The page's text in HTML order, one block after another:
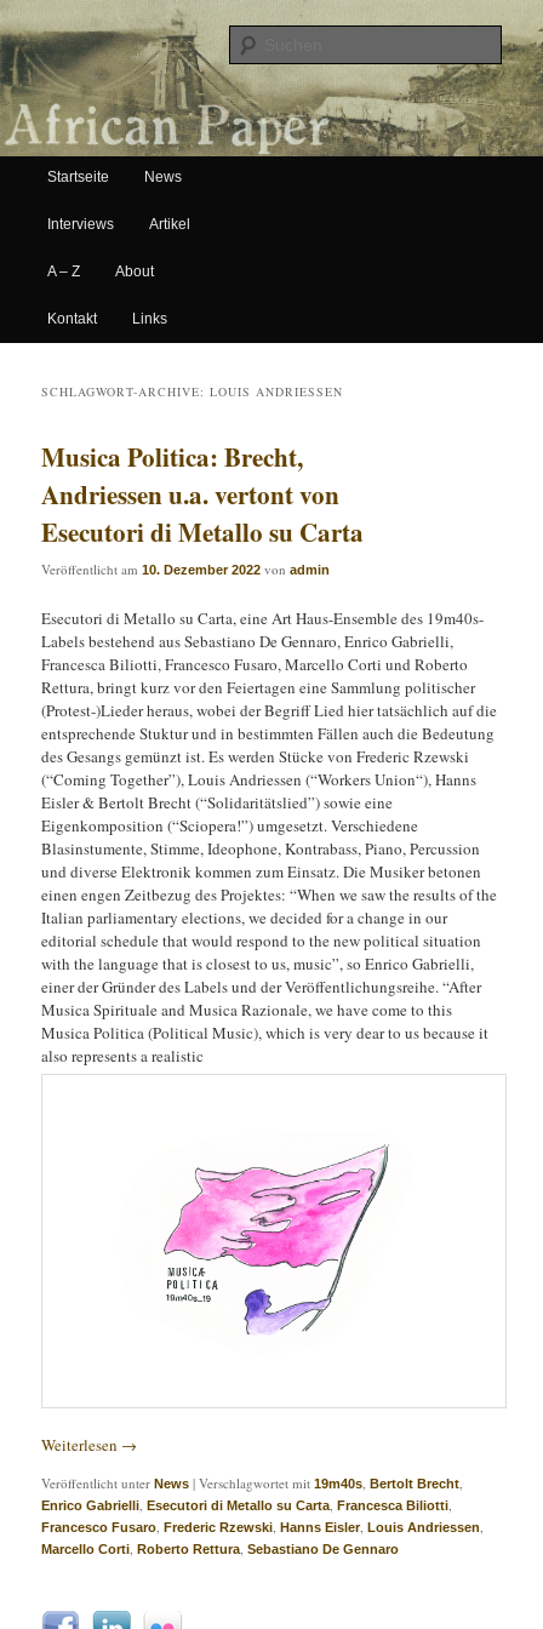
African Paper
Hauptmenü
Zum Inhalt wechseln
Zum sekundären Inhalt wechseln
Startseite News
Interviews Artikel
A – Z About
Kontakt Links
SCHLAGWORT-ARCHIVE:LOUIS ANDRIESSEN
Musica Politica: Brecht,
Andriessen u.a. vertont von
Esecutori di Metallo su Carta
Veröffentlicht am10. Dezember 2022 vonadmin
Esecutori di Metallo su Carta, eine Art Haus-Ensemble des 19m40s-
Labels bestehend aus Sebastiano De Gennaro, Enrico Gabrielli,
Francesca Biliotti, Francesco Fusaro, Marcello Corti und Roberto
Rettura, bringt kurz vor den Feiertagen eine Sammlung politischer
(Protest-)Lieder heraus, wobei der Begriff Lied hier tatsächlich auf die
entsprechende Stuktur und in bestimmten Fällen auch die Bedeutung
des Gesangs gemünzt ist. Es werden Stücke von Frederic Rzewski
(“Coming Together”), Louis Andriessen (“Workers Union“), Hanns
Eisler & Bertolt Brecht (“Solidaritätslied”) sowie eine
Eigenkomposition (“Sciopera!”) umgesetzt. Verschiedene
Blasinstumente, Stimme, Ideophone, Kontrabass, Piano, Percussion
und diverse Elektronik kommen zum Einsatz. Die Musiker betonen
einen engen Zeitbezug des Projektes: “When we saw the results of the
Italian parliamentary elections, we decided for a change in our
editorial schedule that would respond to the new political situation
with the language that is closest to us, music”, so Enrico Gabrielli,
einer der Gründer des Labels und der Veröffentlichungsreihe. “After
Musica Spirituale and Musica Razionale, we have come to this
Musica Politica (Political Music), which is very dear to us because it
also represents a realistic
Weiterlesen →
Veröffentlicht unter News |Verschlagwortet mit 19m40s ,Bertolt Brecht
Enrico Gabrielli ,Esecutori di Metallo su Carta ,Francesca Biliotti
Francesco Fusaro ,Frederic Rzewski ,Hanns Eisler,Louis Andriessen
Marcello Corti ,Roberto Rettura ,Sebastiano De Gennaro